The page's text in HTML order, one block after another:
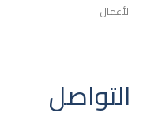
الأعمال
التواصل